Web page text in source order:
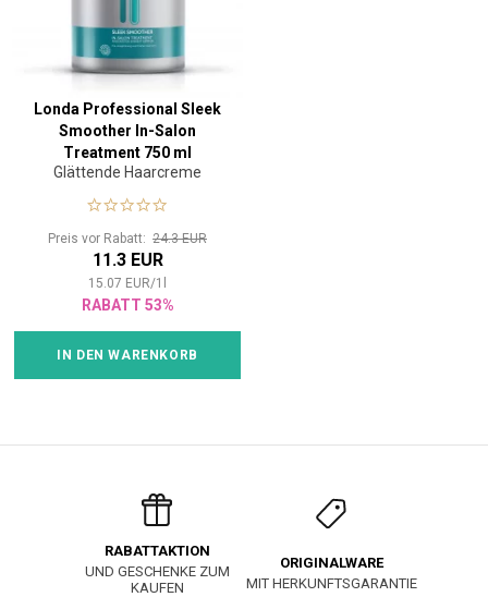
Londa Professional Sleek
Smoother In-Salon
Treatment 750 ml
Glättende Haarcreme
Preis vor Rabatt: 24.3 EUR
11.3 EUR
15.07 EUR/1
RABATT 53%
IN DEN WARENKORB
RABATTAKTION
UND GESCHENKE ZUM
KAUFEN
ORIGINALWARE
MIT HERKUNFTSGARANTIE